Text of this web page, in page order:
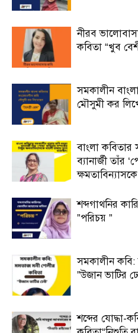
নীরব
কবিতা “খুব
সমকালীন
মৌসুমী কর
বাংলা কবিতার
ব্যানার্জী তাঁর
শব্দগাথনির
”পরিচয় ”
সমকালীন কবি:
”উজান ভাটির
শব্দের যোদ্ধা-